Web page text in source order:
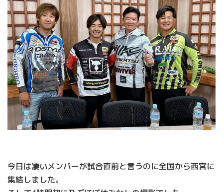
今日は凄いメンバーが試合直前と言うのに全国から西宮に
集結しました。